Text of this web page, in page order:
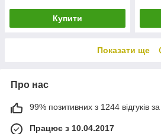
Купити
Показати ще
Про нас
99% позитивних з 1244 відгуків за
Працює з 10.04.2017